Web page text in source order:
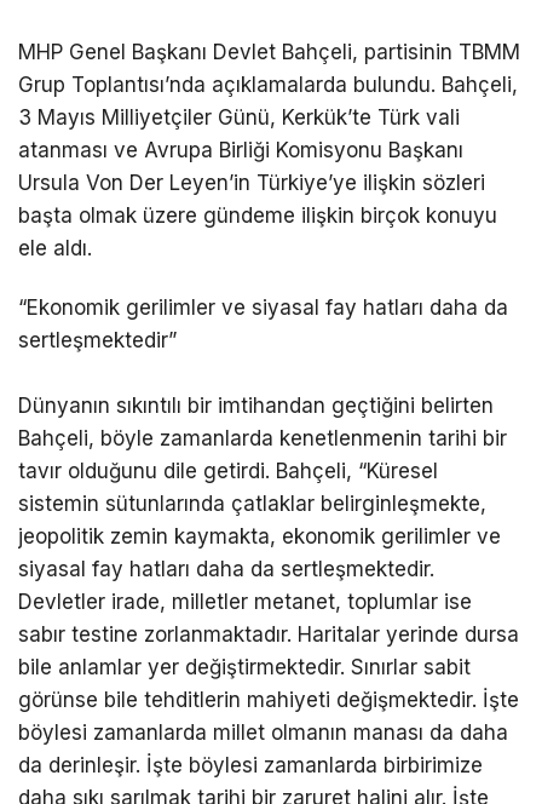
MHP Genel Başkanı Devlet Bahçeli, partisinin TBMM
Grup Toplantısı’nda açıklamalarda bulundu. Bahçeli,
3 Mayıs Milliyetçiler Günü, Kerkük’te Türk vali
atanması ve Avrupa Birliği Komisyonu Başkanı
Ursula Von Der Leyen’in Türkiye’ye ilişkin sözleri
başta olmak üzere gündeme ilişkin birçok konuyu
ele aldı.
“Ekonomik gerilimler ve siyasal fay hatları daha da
sertleşmektedir”
Dünyanın sıkıntılı bir imtihandan geçtiğini belirten
Bahçeli, böyle zamanlarda kenetlenmenin tarihi bir
tavır olduğunu dile getirdi. Bahçeli, “Küresel
sistemin sütunlarında çatlaklar belirginleşmekte,
jeopolitik zemin kaymakta, ekonomik gerilimler ve
siyasal fay hatları daha da sertleşmektedir.
Devletler irade, milletler metanet, toplumlar ise
sabır testine zorlanmaktadır. Haritalar yerinde dursa
bile anlamlar yer değiştirmektedir. Sınırlar sabit
görünse bile tehditlerin mahiyeti değişmektedir. İşte
böylesi zamanlarda millet olmanın manası da daha
da derinleşir. İşte böylesi zamanlarda birbirimize
daha sıkı sarılmak tarihi bir zaruret halini alır. İşte